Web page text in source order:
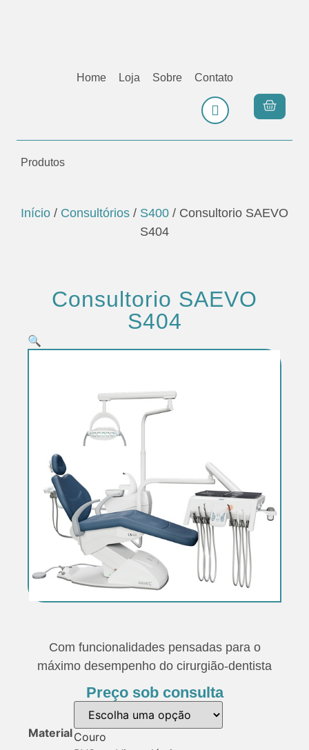
Home Loja Sobre Contato
Produtos
Início / Consultórios / S400 / Consultorio SAEVO
S404
Consultorio SAEVO
S404
🔍
Com funcionalidades pensadas para o
máximo desempenho do cirurgião-dentista
Preço sob consulta
MaterialCouro